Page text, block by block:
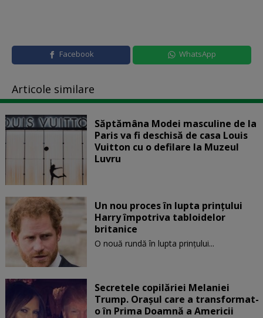
Facebook WhatsApp
Articole similare
Săptămâna Modei masculine de la
Paris va fi deschisă de casa Louis
Vuitton cu o defilare la Muzeul
Luvru
Un nou proces în lupta prinţului
Harry împotriva tabloidelor
britanice
O nouă rundă în lupta prinţului...
Secretele copilăriei Melaniei
Trump. Orașul care a transformat-
o în Prima Doamnă a Americii